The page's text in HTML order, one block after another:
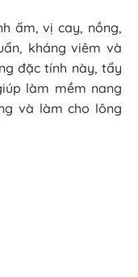
ấm, vị cay, nồng,
kháng viêm và
đặc tính này, tẩy
làm mềm nang
và làm cho lông